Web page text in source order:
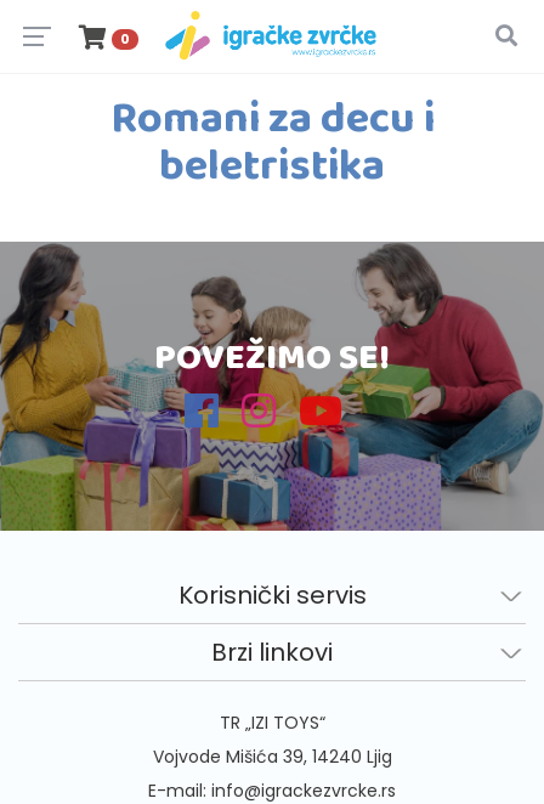
0
Romani za decu i
beletristika
POVEŽIMO SE!
Korisnički servis
Brzi linkovi
TR „IZI TOYS“
Vojvode Mišića 39, 14240 Ljig
E-mail: info@igrackezvrcke.rs